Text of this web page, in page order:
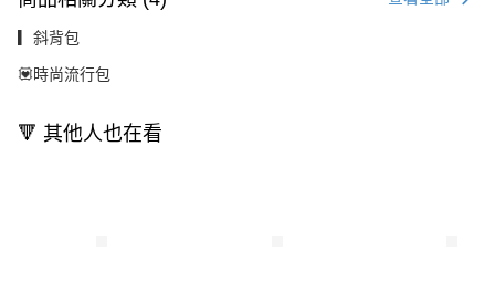
▎斜背包
💟時尚流行包
🔻 其他人也在看